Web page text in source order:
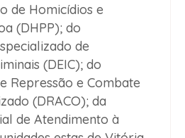
de Homicídios e
(DHPP); do
de
(DEIC); do
Repressão e Combate
(DRACO); da
de Atendimento à